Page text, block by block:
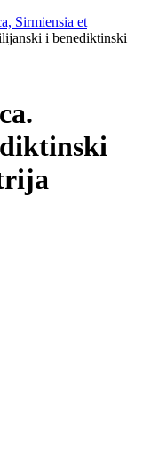
Sirmiensia et
i benediktinski